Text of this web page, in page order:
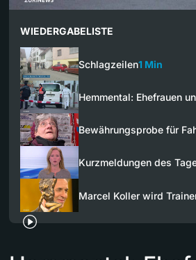
WIEDERGABELISTE
Schlagzeilen1 Min
Hemmental: Ehefrauen
Bewährungsprobe für
Kurzmeldungen des
Marcel Koller wird